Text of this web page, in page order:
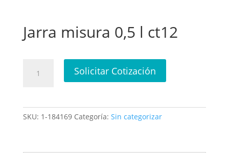
Jarra misura 0,5 l ct12
misura
Solicitar Cotización
SKU: 1-184169 Categoría: Sin categorizar